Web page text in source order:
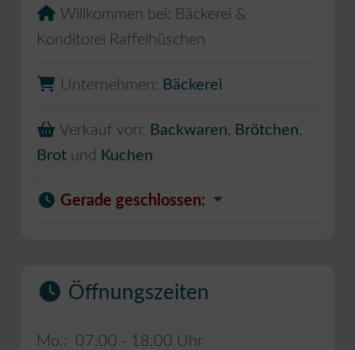
Willkommen bei: Bäckerei &
Konditorei Raffelhüschen
Unternehmen: Bäckerei
Verkauf von: Backwaren, Brötchen,
Brot und Kuchen
Gerade geschlossen:
Öffnungszeiten
Mo.: 07:00 - 18:00